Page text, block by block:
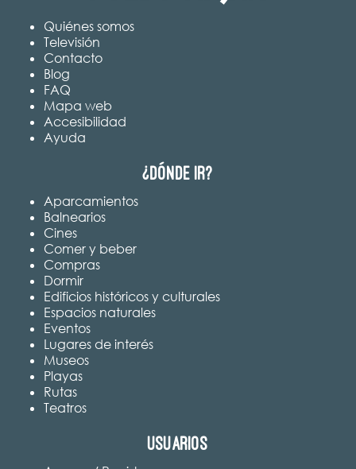
Quiénes somos
Televisión
Contacto
Blog
FAQ
Mapa web
Accesibilidad
Ayuda
¿Dónde ir?
Aparcamientos
Balnearios
Cines
Comer y beber
Compras
Dormir
Edificios históricos y culturales
Espacios naturales
Eventos
Lugares de interés
Museos
Playas
Rutas
Teatros
Usuarios